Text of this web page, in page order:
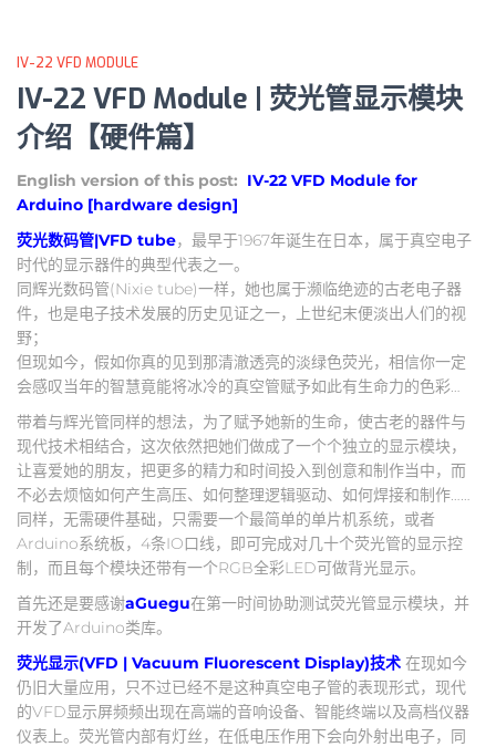
IV-22 VFD MODULE
IV-22 VFD Module | 荧光管显示模块
介绍【硬件篇】
English version of this post: IV-22 VFD Module for
Arduino [hardware design]
荧光数码管|VFD tube，最早于1967年诞生在日本，属于真空电子
时代的显示器件的典型代表之一。
同辉光数码管(Nixie tube)一样，她也属于濒临绝迹的古老电子器
件，也是电子技术发展的历史见证之一，上世纪末便淡出人们的视
野；
但现如今，假如你真的见到那清澈透亮的淡绿色荧光，相信你一定
会感叹当年的智慧竟能将冰冷的真空管赋予如此有生命力的色彩…
带着与辉光管同样的想法，为了赋予她新的生命，使古老的器件与
现代技术相结合，这次依然把她们做成了一个个独立的显示模块，
让喜爱她的朋友，把更多的精力和时间投入到创意和制作当中，而
不必去烦恼如何产生高压、如何整理逻辑驱动、如何焊接和制作……
同样，无需硬件基础，只需要一个最简单的单片机系统，或者
Arduino系统板，4条IO口线，即可完成对几十个荧光管的显示控
制，而且每个模块还带有一个RGB全彩LED可做背光显示。
首先还是要感谢aGuegu在第一时间协助测试荧光管显示模块，并
开发了Arduino类库。
荧光显示(VFD | Vacuum Fluorescent Display)技术 在现如今
仍旧大量应用，只不过已经不是这种真空电子管的表现形式，现代
的VFD显示屏频频出现在高端的音响设备、智能终端以及高档仪器
仪表上。荧光管内部有灯丝，在低电压作用下会向外射出电子，同